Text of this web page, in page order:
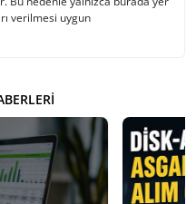
verilmesi uygun